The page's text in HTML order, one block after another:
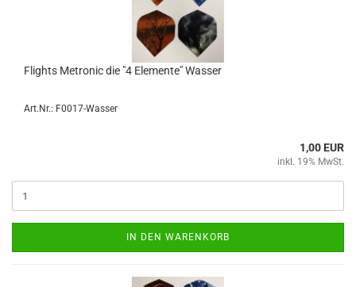
Flights Me­tro­nic die "4 Ele­men­te" Was­ser
Art.Nr.: F0017-Wasser
1,00 EUR
inkl. 19% MwSt.
IN DEN WARENKORB